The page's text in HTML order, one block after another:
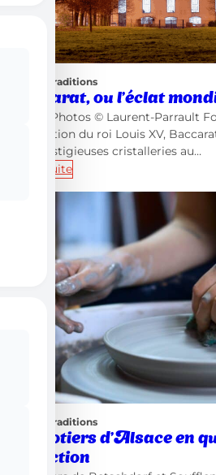
Local et traditions
Baccarat, ou l’éclat
Crédits Photos © Laurent-Parrault
autorisation du roi Louis XV,
plus prestigieuses cristalleries au…
Lire la suite
Local et traditions
Les potiers d’Alsace en
protection